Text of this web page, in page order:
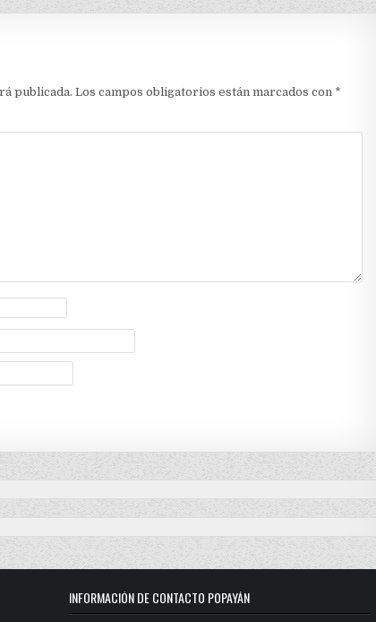
publicada. Los campos obligatorios están marcados con *
INFORMACIÓN DE CONTACTO POPAYÁN